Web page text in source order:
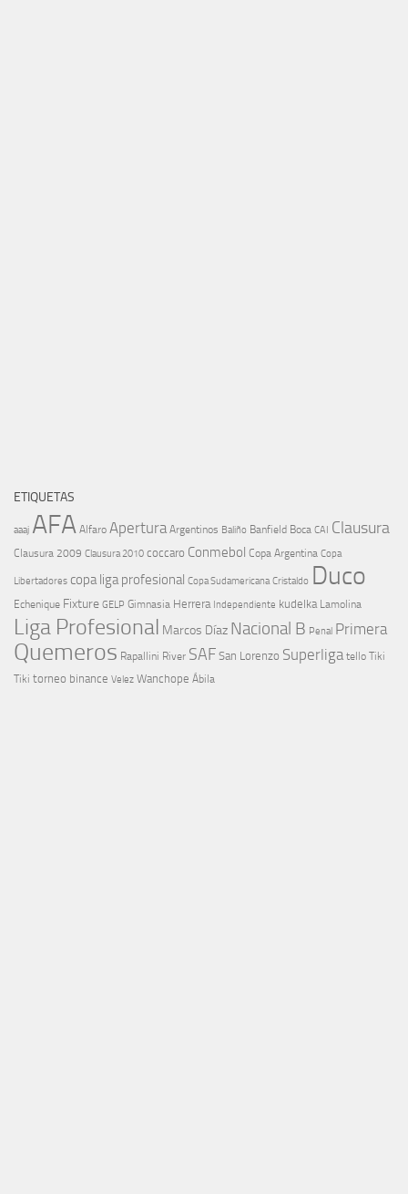
ETIQUETAS
aaaj AFA Alfaro Apertura Argentinos Baliño Banfield Boca CAI Clausura
Clausura 2009 Clausura 2010 coccaro Conmebol Copa Argentina Copa
Libertadores copa liga profesional Copa Sudamericana Cristaldo Duco
Echenique Fixture GELP Gimnasia Herrera Independiente kudelka Lamolina
Liga Profesional Marcos Díaz Nacional B Penal Primera
Quemeros Rapallini River SAF San Lorenzo Superliga tello Tiki
Tiki torneo binance Velez Wanchope Ábila